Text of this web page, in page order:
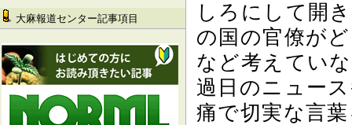
大麻報道センター記事項目
しろにして開
の国の官僚が
など考えてい
過日のニュー
痛で切実な言